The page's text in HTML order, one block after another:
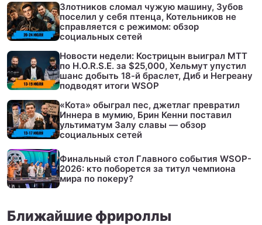
Злотников сломал чужую машину, Зубов
поселил у себя птенца, Котельников не
справляется с режимом: обзор
социальных сетей
Новости недели: Кострицын выиграл МТТ
по H.O.R.S.E. за $25,000, Хельмут упустил
шанс добыть 18-й браслет, Диб и Негреану
подводят итоги WSOP
«Кота» обыграл пес, джетлаг превратил
Иннера в мумию, Брин Кенни поставил
ультиматум Залу славы — обзор
социальных сетей
Финальный стол Главного события WSOP-
2026: кто поборется за титул чемпиона
мира по покеру?
Ближайшие фрироллы